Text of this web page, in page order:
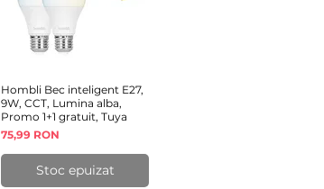
Afișare rapidă
Hombli Bec inteligent E27,
9W, CCT, Lumina alba,
Promo 1+1 gratuit, Tuya
Preț
75,99 RON
Stoc epuizat